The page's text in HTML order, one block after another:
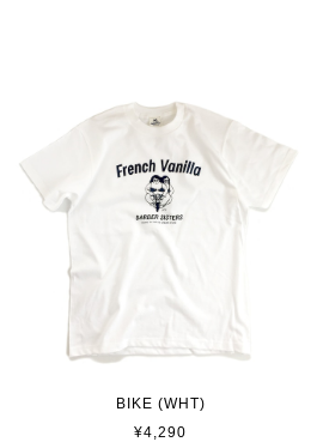
BIKE (WHT)
¥4,290